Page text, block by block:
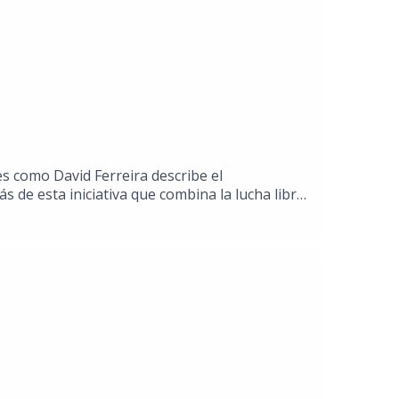
como David Ferreira describe el
de esta iniciativa que combina la lucha libre
lograron convertir las luchas tradicionales
remotos y ​donde los luchadores se
con la Srita. Etcétera en El Sol de